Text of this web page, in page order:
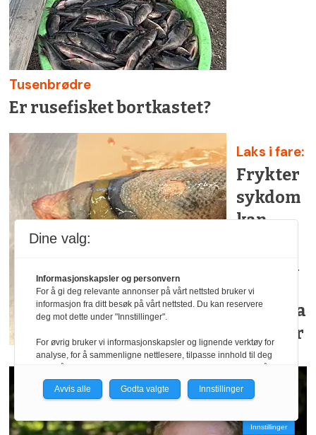
Tusenbrødre
Er rusefisket bortkastet?
Laks i fare:
Frykter
sykdom
kan
laksen i
Gaula
og Orkla
i flere år
Innstillinger
Dine valg:
Informasjonskapsler og personvern
For å gi deg relevante annonser på vårt nettsted bruker vi
informasjon fra ditt besøk på vårt nettsted. Du kan reservere
deg mot dette under "Innstillinger".
For øvrig bruker vi informasjonskapsler og lignende verktøy for
analyse, for å sammenligne nettlesere, tilpasse innhold til deg
personvernerklæring.
du få relevante annonser på nettstedene til medlemmene i
nettverket basert på informasjon fra dine besøk på tvers av
Avvis alle Godta valgte Innstillinger